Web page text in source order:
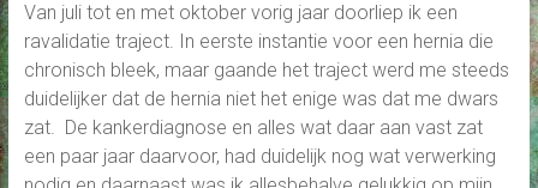
Van juli tot en met oktober vorig jaar doorliep ik een
ravalidatie traject. In eerste instantie voor een hernia die
chronisch bleek, maar gaande het traject werd me steeds
duidelijker dat de hernia niet het enige was dat me dwars
zat. De kankerdiagnose en alles wat daar aan vast zat
een paar jaar daarvoor, had duidelijk nog wat verwerking